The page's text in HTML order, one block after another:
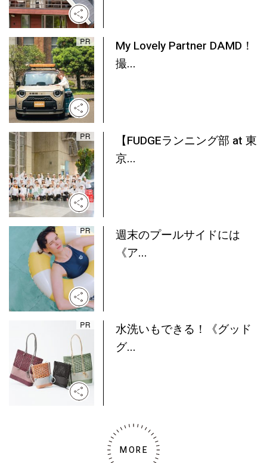
My Lovely Partner DAMD！
撮...
【FUDGEランニング部 at 東
京...
週末のプールサイドには
《ア...
水洗いもできる！《グッド
グ...
MORE